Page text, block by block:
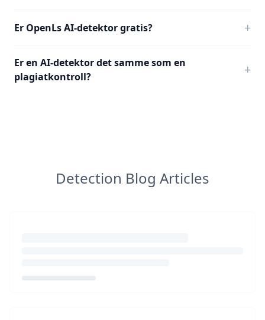
Er OpenLs AI-detektor gratis? +
Er en AI-detektor det samme som en
plagiatkontroll?
+
Detection Blog Articles